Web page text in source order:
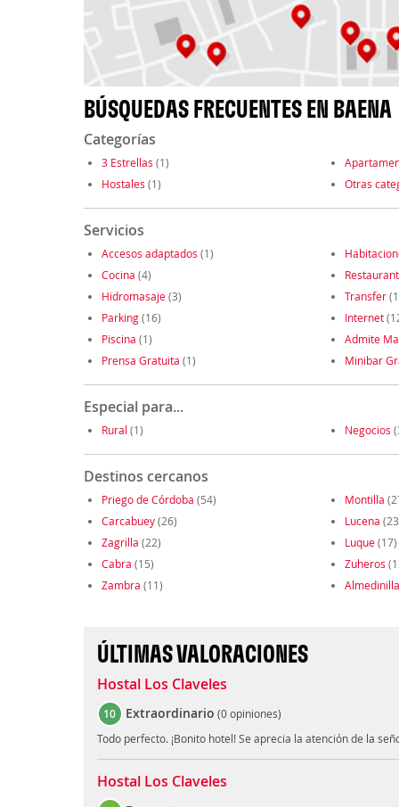
BÚSQUEDAS FRECUENTES EN BAENA
Categorías
3 Estrellas (1)
Hostales (1) Otras
Servicios
Accesos adaptados (1)
Cocina (4)
Hidromasaje(3) Transfer
Parking(16) Internet
Piscina (1) Admite
Prensa Gratuita (1) Minibar
Especial para...
Rural (1) Negocios
Destinos cercanos
Priego de Córdoba (54) Montilla
Carcabuey(26) Lucena
Zagrilla (22) Luque(17)
Cabra (15) Zuheros
Zambra (11) Almedinilla
ÚLTIMAS VALORACIONES
Hostal Los Claveles
10 Extraordinario (0 opiniones)
Todo perfecto. ¡Bonito hotel! Se aprecia la atención de la
Hostal Los Claveles